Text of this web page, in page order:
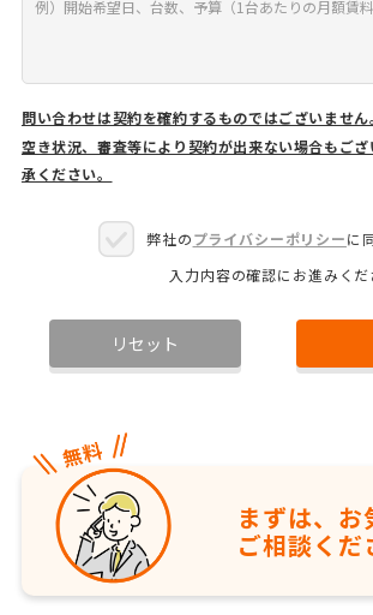
問い合わせは契約を確約するものではございません。
空き状況、審査等により契約が出来ない場合もご
承ください。
弊社のプライバシーポリシーに
入力内容の確認にお進みくだ
リセット
まずは、お
ご相談くだ